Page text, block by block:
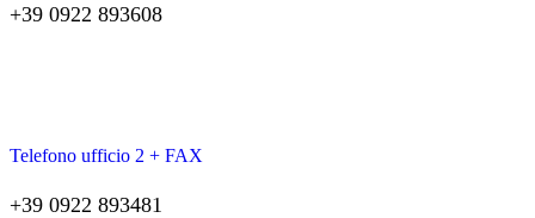
+39 0922 893608
Telefono ufficio 2 + FAX
+39 0922 893481